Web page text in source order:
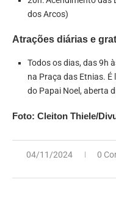
dos Arcos)
Atrações diárias e
Todos os dias, das 9h
na Praça das Etnias.
do Papai Noel, aberta
Foto: Cleiton Thiele/
04/11/2024 0